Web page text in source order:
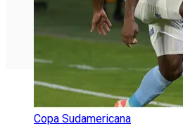
Copa Sudamericana